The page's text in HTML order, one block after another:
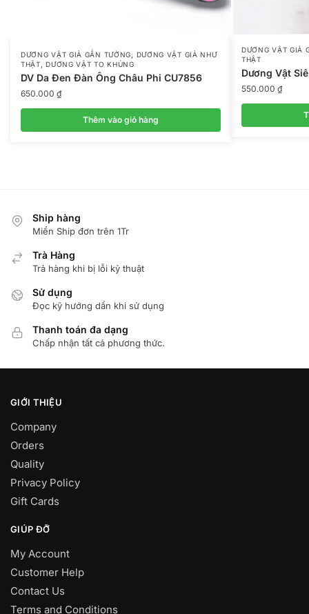
DƯƠNG VẬT GIẢ GẮN TƯỜNG, DƯƠNG VẬT GIẢ NHƯ
THẬT,DƯƠNG VẬT TO KHỦNG
DV Da Đen Đàn Ông Châu Phi CU7856
650.000 ₫
Thêm vào giỏ hàng
DƯƠNG VẬT GIẢ
THẬT
Dương Vật
550.000 ₫
Ship hàng
Miển Ship đơn trên 1Tr
Trà Hàng
Trả hàng khi bị lỗi kỷ thuật
Sử dụng
Đọc kỹ hướng dẩn khi sử dụng
Thanh toán đa dạng
Chấp nhận tất cả phương thức.
GIỚI THIỆU
Company
Orders
Quality
Privacy Policy
Gift Cards
GIÚP ĐỠ
My Account
Customer Help
Contact Us
Terms and Conditions